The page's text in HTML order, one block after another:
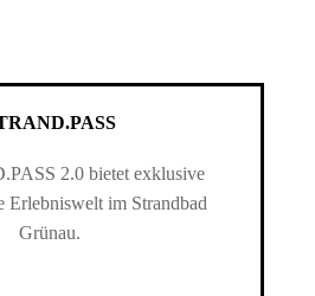
2.0 bietet exklusive
Erlebniswelt im Strandbad
Grünau.